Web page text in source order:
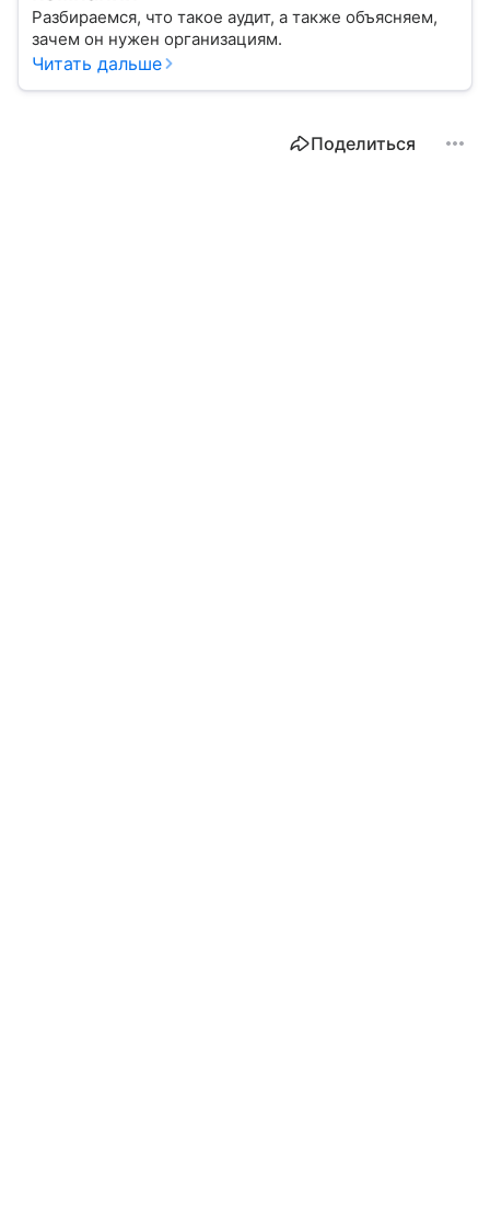
Разбираемся, что такое аудит, а также объясняем,
зачем он нужен организациям.
Читать дальше
Поделиться